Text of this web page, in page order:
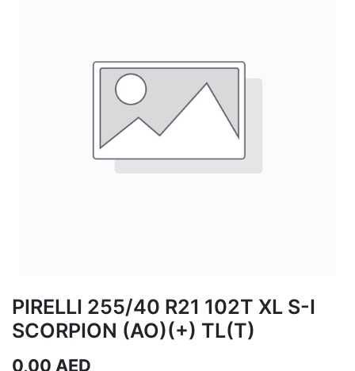
PIRELLI 255/40 R21 102T XL S-I
SCORPION (AO)(+) TL(T)
0,00 AED